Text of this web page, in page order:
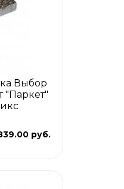
Выбор
"Паркет"
руб.